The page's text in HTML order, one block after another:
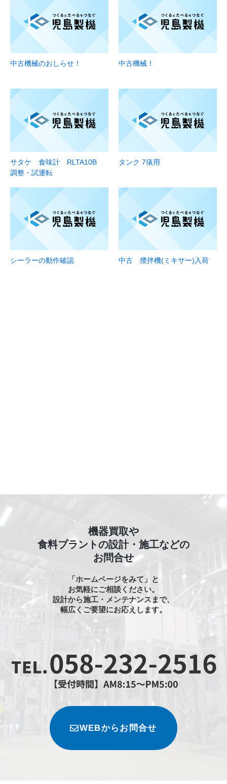
中古機械のおしらせ！ 中古機械！
サタケ 食味計 RLTA10B
調整・試運転
タンク 7俵用
シーラーの動作確認 中古 攪拌機(ミキサー)入荷
機器買取や
食料プラントの設計・施工などの
お問合せ
「ホームページをみて」と
お気軽にご相談ください。
設計から施工・メンテナンスまで、
幅広くご要望にお応えします。
WEBからお問合せ